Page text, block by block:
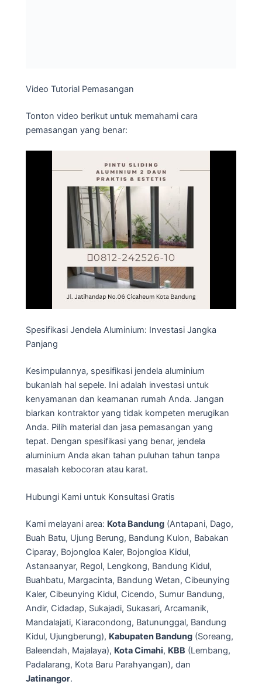
Video Tutorial Pemasangan
Tonton video berikut untuk memahami cara
pemasangan yang benar:
Spesifikasi Jendela Aluminium: Investasi Jangka
Panjang
Kesimpulannya, spesifikasi jendela aluminium
bukanlah hal sepele. Ini adalah investasi untuk
kenyamanan dan keamanan rumah Anda. Jangan
biarkan kontraktor yang tidak kompeten merugikan
Anda. Pilih material dan jasa pemasangan yang
tepat. Dengan spesifikasi yang benar, jendela
aluminium Anda akan tahan puluhan tahun tanpa
masalah kebocoran atau karat.
Hubungi Kami untuk Konsultasi Gratis
Kami melayani area: Kota Bandung (Antapani, Dago,
Buah Batu, Ujung Berung, Bandung Kulon, Babakan
Ciparay, Bojongloa Kaler, Bojongloa Kidul,
Astanaanyar, Regol, Lengkong, Bandung Kidul,
Buahbatu, Margacinta, Bandung Wetan, Cibeunying
Kaler, Cibeunying Kidul, Cicendo, Sumur Bandung,
Andir, Cidadap, Sukajadi, Sukasari, Arcamanik,
Mandalajati, Kiaracondong, Batununggal, Bandung
Kidul, Ujungberung), Kabupaten Bandung (Soreang,
Baleendah, Majalaya), Kota Cimahi, KBB (Lembang,
Padalarang, Kota Baru Parahyangan), dan
Jatinangor.